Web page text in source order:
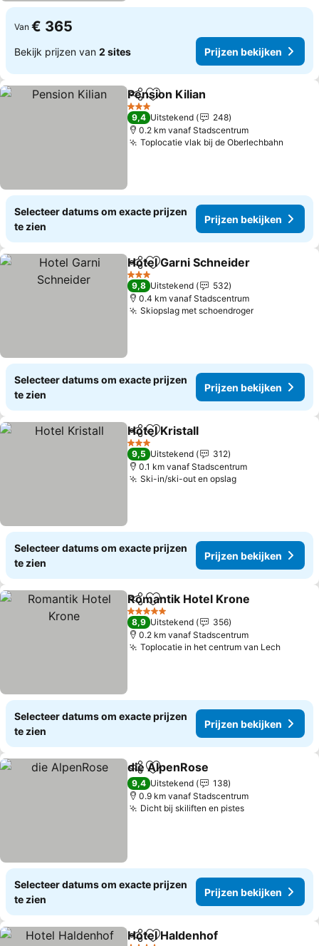
Van € 365
Bekijk prijzen van 2 sites Prijzen bekijken
DelenToevoegen aan favorieten
Pension Kilian
3 Sterren
9,4 Uitstekend
248
0.2 km vanaf Stadscentrum
Toplocatie vlak bij de Oberlechbahn
Selecteer datums om exacte prijzen
te zien
Prijzen bekijken
DelenToevoegen aan favorieten
Hotel Garni Schneider
3 Sterren
9,8 Uitstekend
532
0.4 km vanaf Stadscentrum
Skiopslag met schoendroger
Selecteer datums om exacte prijzen
te zien
Prijzen bekijken
DelenToevoegen aan favorieten
Hotel Kristall
3 Sterren
9,5 Uitstekend
312
0.1 km vanaf Stadscentrum
Ski-in/ski-out en opslag
Selecteer datums om exacte prijzen
te zien
Prijzen bekijken
DelenToevoegen aan favorieten
Romantik Hotel Krone
5 Sterren
8,9 Uitstekend
356
0.2 km vanaf Stadscentrum
Toplocatie in het centrum van Lech
Selecteer datums om exacte prijzen
te zien
Prijzen bekijken
DelenToevoegen aan favorieten
die AlpenRose
9,4 Uitstekend
138
0.9 km vanaf Stadscentrum
Dicht bij skiliften en pistes
Selecteer datums om exacte prijzen
te zien
Prijzen bekijken
DelenToevoegen aan favorieten
Hotel Haldenhof